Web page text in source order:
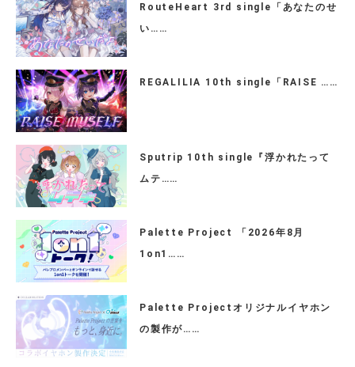
RouteHeart 3rd single「あなたのせ
い……
REGALILIA 10th single「RAISE ……
Sputrip 10th single『浮かれたって
ムテ……
Palette Project 「2026年8月
1on1……
Palette Projectオリジナルイヤホン
の製作が……